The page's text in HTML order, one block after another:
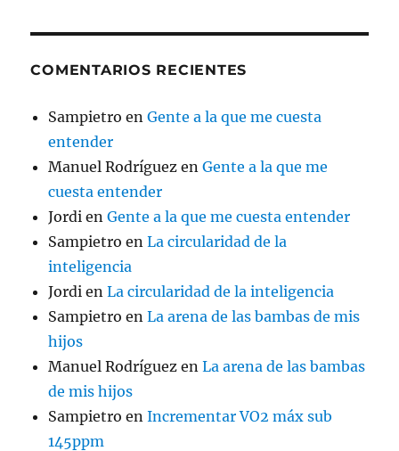
COMENTARIOS RECIENTES
Sampietro enGente a la que me cuesta
entender
Manuel Rodríguez enGente a la que me
cuesta entender
Jordi enGente a la que me cuesta entender
Sampietro enLa circularidad de la
inteligencia
Jordi enLa circularidad de la inteligencia
Sampietro enLa arena de las bambas de mis
hijos
Manuel Rodríguez enLa arena de las bambas
de mis hijos
Sampietro enIncrementar VO2 máx sub
145ppm